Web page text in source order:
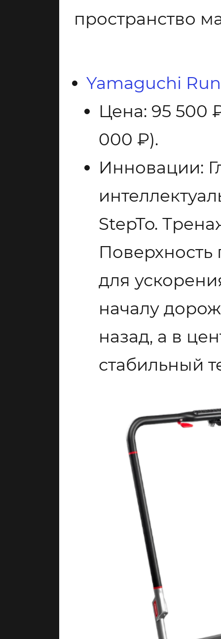
пространство
Yamaguchi
Цена: 95 500
000 ₽).
Инновации:
StepTo.
Поверхность
для
началу
назад, а в
стабильный